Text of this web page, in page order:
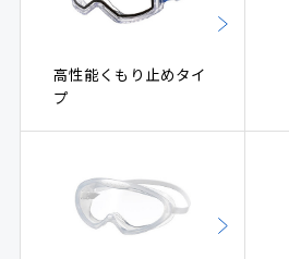
高性能くもり止めタイ
プ